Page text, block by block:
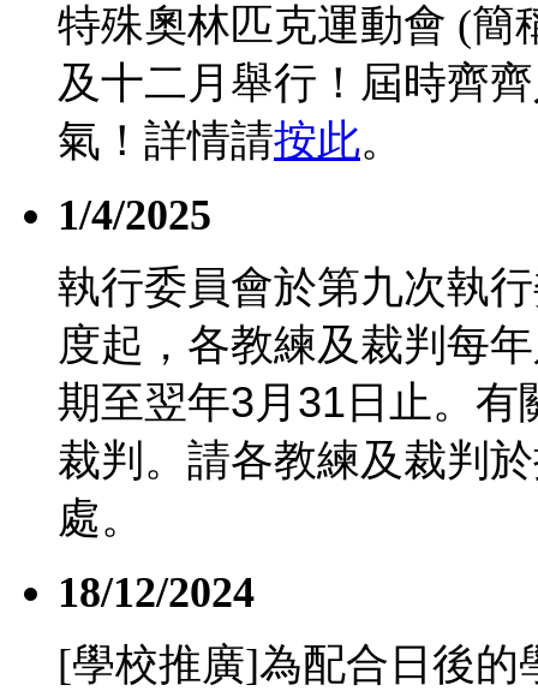
特殊奧林匹克運動會 (簡
及十二月舉行！屆時齊
氣！詳情請按此。
1/4/2025
執行委員會於第九次執
度起，各教練及裁判每
期至翌年3月 31 日止。
裁判。請各教練及裁判
處。
18/12/2024
[學校推廣]為配合日後的